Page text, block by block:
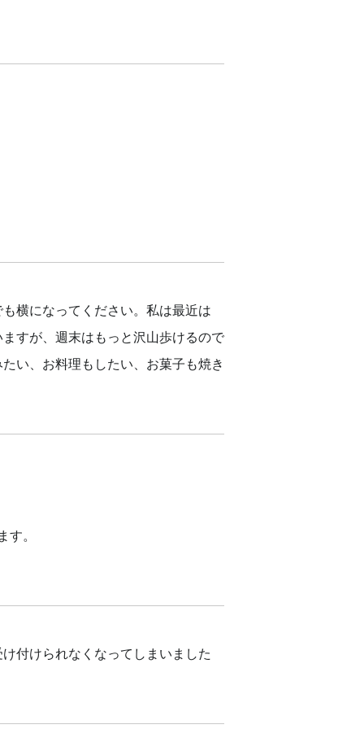
横になってください。私は最近は
すが、週末はもっと沢山歩けるので
い、お料理もしたい、お菓子も焼き
。
付けられなくなってしまいました